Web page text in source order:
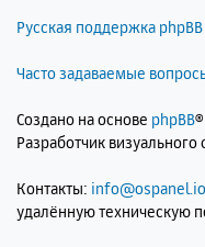
Русская поддержка phpBB
Часто задаваемые
Создано на основе phpBB
Разработчик визуального
Контакты: info@ospanel.io
удалённую техническую